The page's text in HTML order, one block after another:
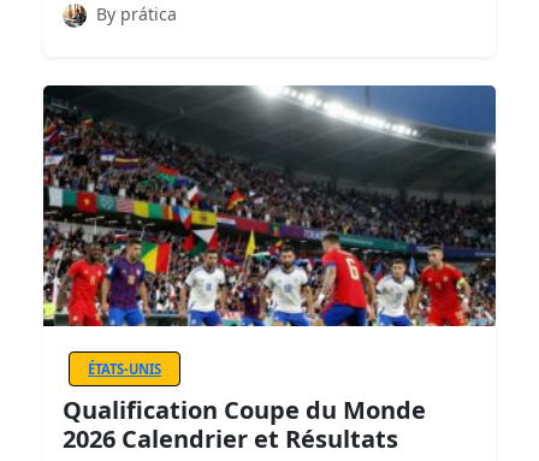
By prática
ÉTATS-UNIS
Qualification Coupe du Monde
2026 Calendrier et Résultats